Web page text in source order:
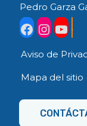
Pedro Garza
Aviso de
Mapa del sitio